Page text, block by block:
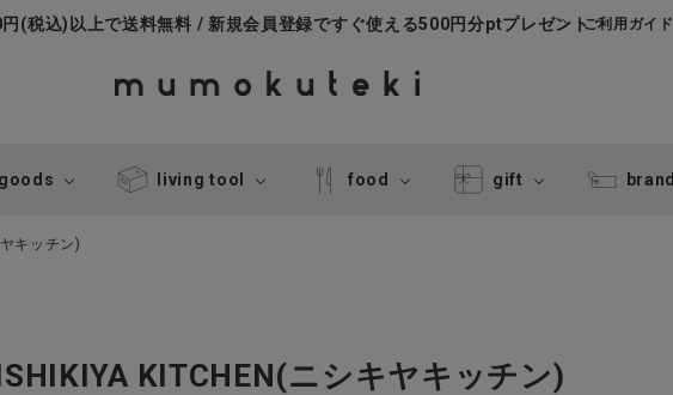
(税込)以上で送料無料 / 新規会員登録ですぐ使える500円分ptプレゼントご利用ガイド
living tool food gift brand
キッチン)
KITCHEN(ニシキヤキッチン)